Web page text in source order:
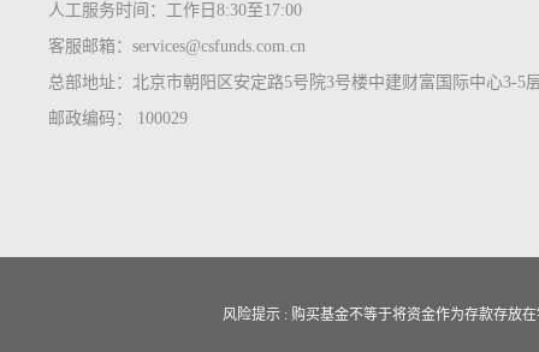
人工服务时间：工作日8:30至17:00
客服邮箱：services@csfunds.com.cn
总部地址：北京市朝阳区安定路5号院3号楼中建财富国际中心3-5
邮政编码： 100029
风险提示 : 购买基金不等于将资金作为存款存放